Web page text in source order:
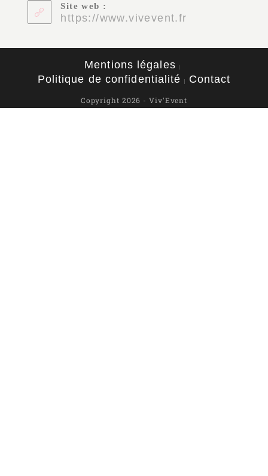
Site web :
https://www.vivevent.fr
Mentions légales
Politique de confidentialité
Contact
Copyright 2026 - Viv'Event